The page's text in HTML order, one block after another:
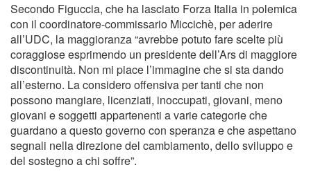
Secondo Figuccia, che ha lasciato Forza Italia in polemica
con il coordinatore-commissario Miccichè, per aderire
all’UDC, la maggioranza “avrebbe potuto fare scelte più
coraggiose esprimendo un presidente dell’Ars di maggiore
discontinuità. Non mi piace l’immagine che si sta dando
all’esterno. La considero offensiva per tanti che non
possono mangiare, licenziati, inoccupati, giovani, meno
giovani e soggetti appartenenti a varie categorie che
guardano a questo governo con speranza e che aspettano
segnali nella direzione del cambiamento, dello sviluppo e
del sostegno a chi soffre”.